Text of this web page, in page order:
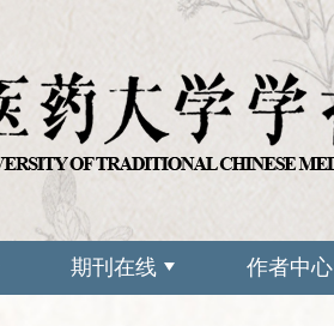
期刊在线 作者中心